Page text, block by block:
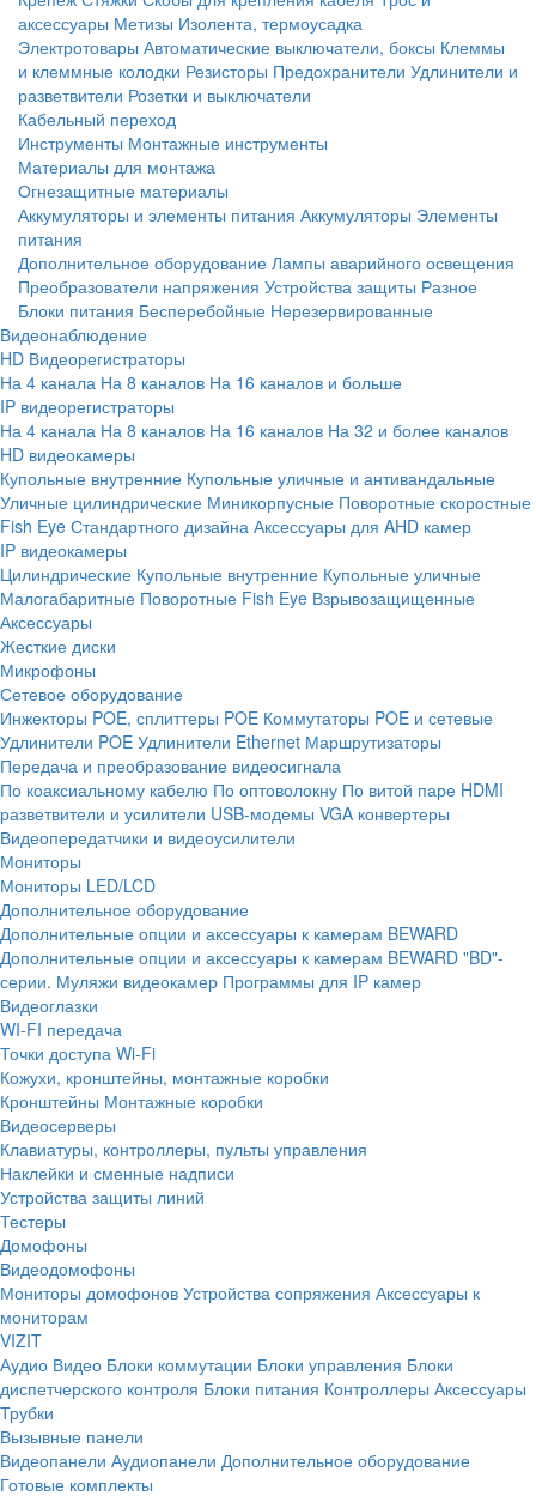
аксессуары Метизы Изолента, термоусадка
Электротовары Автоматические выключатели, боксы Клеммы
и клеммные колодки Резисторы Предохранители Удлинители и
разветвители Розетки и выключатели
Кабельный переход
Инструменты Монтажные инструменты
Материалы для монтажа
Огнезащитные материалы
Аккумуляторы и элементы питания Аккумуляторы Элементы
питания
Дополнительное оборудование Лампы аварийного освещения
Преобразователи напряжения Устройства защиты Разное
Блоки питания Бесперебойные Нерезервированные
Видеонаблюдение
HD Видеорегистраторы
На 4 канала На 8 каналов На 16 каналов и больше
IP видеорегистраторы
На 4 канала На 8 каналов На 16 каналов На 32 и более каналов
HD видеокамеры
Купольные внутренние Купольные уличные и антивандальные
Уличные цилиндрические Миникорпусные Поворотные скоростные
Fish Eye Стандартного дизайна Аксессуары для AHD камер
IP видеокамеры
Цилиндрические Купольные внутренние Купольные уличные
Малогабаритные Поворотные Fish Eye Взрывозащищенные
Аксессуары
Жесткие диски
Микрофоны
Сетевое оборудование
Инжекторы POE, сплиттеры POE Коммутаторы POE и сетевые
Удлинители POE Удлинители Ethernet Маршрутизаторы
Передача и преобразование видеосигнала
По коаксиальному кабелю По оптоволокну По витой паре HDMI
разветвители и усилители USB-модемы VGA конвертеры
Видеопередатчики и видеоусилители
Мониторы
Мониторы LED/LCD
Дополнительное оборудование
Дополнительные опции и аксессуары к камерам BEWARD
Дополнительные опции и аксессуары к камерам BEWARD "BD"-
серии. Муляжи видеокамер Программы для IP камер
Видеоглазки
WI-FI передача
Точки доступа Wi-Fi
Кожухи, кронштейны, монтажные коробки
Кронштейны Монтажные коробки
Видеосерверы
Клавиатуры, контроллеры, пульты управления
Наклейки и сменные надписи
Устройства защиты линий
Тестеры
Домофоны
Видеодомофоны
Мониторы домофонов Устройства сопряжения Аксессуары к
мониторам
VIZIT
Аудио Видео Блоки коммутации Блоки управления Блоки
диспетчерского контроля Блоки питания Контроллеры Аксессуары
Трубки
Вызывные панели
Видеопанели Аудиопанели Дополнительное оборудование
Готовые комплекты